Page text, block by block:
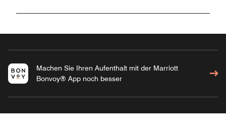
Machen Sie Ihren Aufenthalt mit der Marriott
Bonvoy® App noch besser